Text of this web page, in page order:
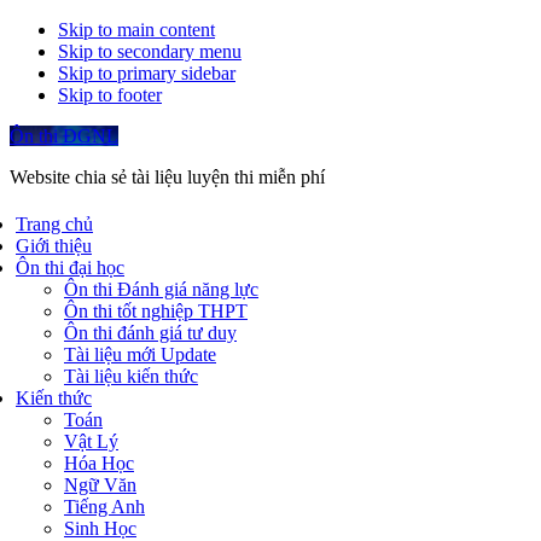
Skip to main content
Skip to secondary menu
Skip to primary sidebar
Skip to footer
Ôn thi ĐGNL
Website chia sẻ tài liệu luyện thi miễn phí
Trang chủ
Giới thiệu
Ôn thi đại học
Ôn thi Đánh giá năng lực
Ôn thi tốt nghiệp THPT
Ôn thi đánh giá tư duy
Tài liệu mới Update
Tài liệu kiến thức
Kiến thức
Toán
Vật Lý
Hóa Học
Ngữ Văn
Tiếng Anh
Sinh Học